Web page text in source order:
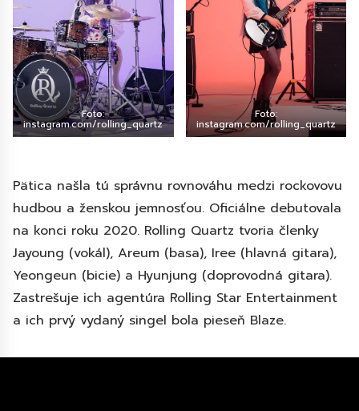
Foto:
instagram.com/rolling_quartz
Foto:
instagram.com/rolling_quartz
Pätica našla tú správnu rovnováhu medzi rockovovu
hudbou a ženskou jemnosťou. Oficiálne debutovala
na konci roku 2020. Rolling Quartz tvoria členky
Jayoung (vokál), Areum (basa), Iree (hlavná gitara),
Yeongeun (bicie) a Hyunjung (doprovodná gitara).
Zastrešuje ich agentúra Rolling Star Entertainment
a ich prvý vydaný singel bola pieseň Blaze.